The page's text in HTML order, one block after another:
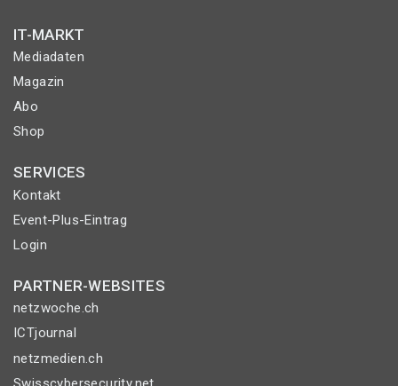
IT-MARKT
Mediadaten
Magazin
Abo
Shop
SERVICES
Kontakt
Event-Plus-Eintrag
Login
PARTNER-WEBSITES
netzwoche.ch
ICTjournal
netzmedien.ch